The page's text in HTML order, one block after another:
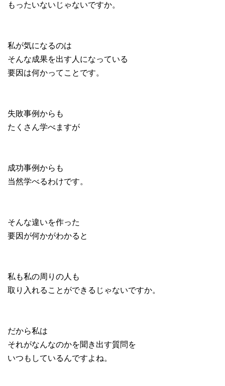
もったいないじゃないですか。
私が気になるのは
そんな成果を出す人になっている
要因は何かってことです。
失敗事例からも
たくさん学べますが
成功事例からも
当然学べるわけです。
そんな違いを作った
要因が何かがわかると
私も私の周りの人も
取り入れることができるじゃないですか。
だから私は
それがなんなのかを聞き出す質問を
いつもしているんですよね。